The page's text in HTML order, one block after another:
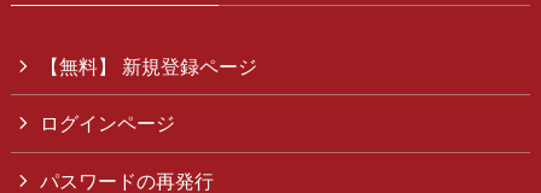
【無料】 新規登録ページ
ログインページ
パスワードの再発行